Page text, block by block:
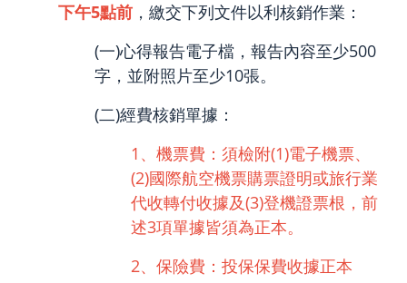
下午5點前 ，繳交下列文件以利核銷作業：
(一)心得報告電子檔，報告內容至少500
字，並附照片至少10張。
(二)經費核銷單據：
1、機票費：須檢附(1)電子機票、
(2)國際航空機票購票證明或旅行業
代收轉付收據及(3)登機證票根，前
述3項單據皆須為正本。
2、保險費：投保保費收據正本